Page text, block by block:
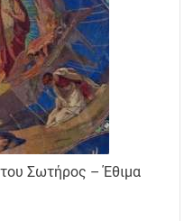
Σωτήρος – Έθιμα